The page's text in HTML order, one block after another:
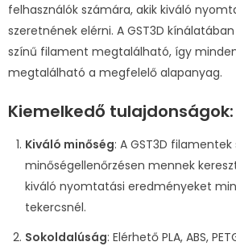
felhasználók számára, akik kiváló
szeretnének elérni. A GST3D
színű filament megtalálható, így
megtalálható a megfelelő alapanyag.
Kiemelkedő tulajdonságok:
Kiváló minőség: A GST3D filamentek
minőségellenőrzésen mennek
kiváló nyomtatási eredményeket
tekercsnél.
Sokoldalúság: Elérhető PLA, ABS,